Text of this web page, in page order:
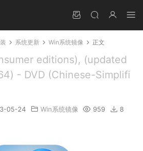
系统更新 Win系统镜像 正文
editions), (updated
- DVD (Chinese-Simplifi
05-24 Win系统镜像 959
8